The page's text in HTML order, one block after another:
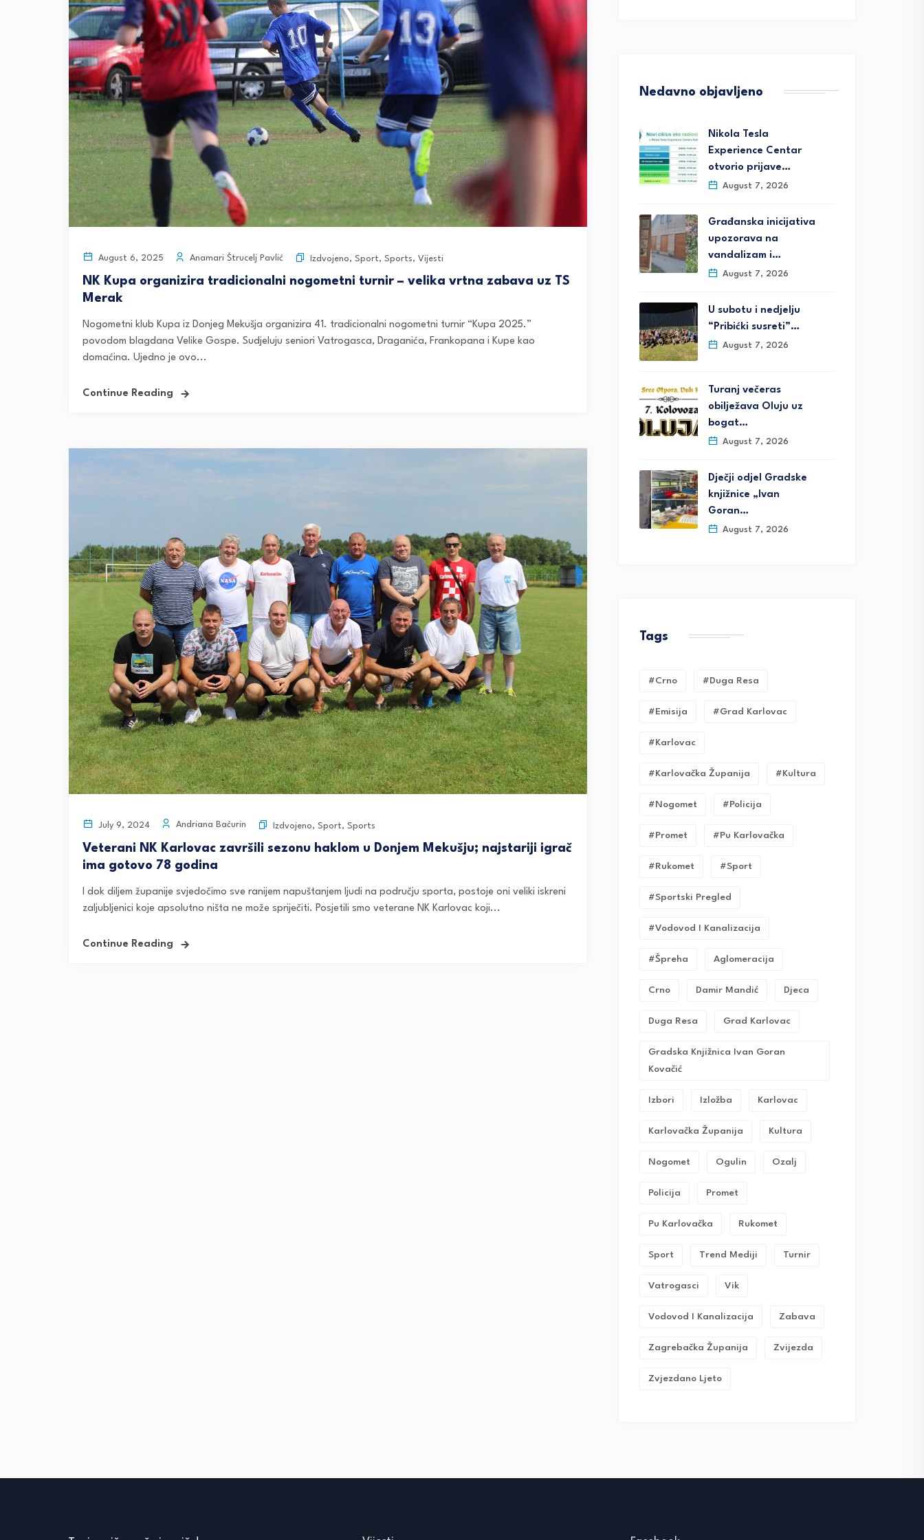
August 6, 2025 Anamari Štrucelj Pavlić Izdvojeno, Sport, Sports, Vijesti
NK Kupa organizira tradicionalni nogometni turnir – velika vrtna zabava uz TS
Merak
Nogometni klub Kupa iz Donjeg Mekušja organizira 41. tradicionalni nogometni turnir “Kupa 2025.”
povodom blagdana Velike Gospe. Sudjeluju seniori Vatrogasca, Draganića, Frankopana i Kupe kao
domaćina. Ujedno je ovo...
Continue Reading
July 9, 2024 Andriana Baćurin Izdvojeno, Sport, Sports
Veterani NK Karlovac završili sezonu haklom u Donjem Mekušju; najstariji igrač
ima gotovo 78 godina
I dok diljem županije svjedočimo sve ranijem napuštanjem ljudi na području sporta, postoje oni veliki iskreni
zaljubljenici koje apsolutno ništa ne može spriječiti. Posjetili smo veterane NK Karlovac koji...
Continue Reading
Nedavno objavljeno
Nikola Tesla
Experience Centar
otvorio prijave…
August 7, 2026
Građanska inicijativa
upozorava na
vandalizam i…
August 7, 2026
U subotu i nedjelju
“Pribićki susreti”…
August 7, 2026
Turanj večeras
obilježava Oluju uz
bogat…
August 7, 2026
Dječji odjel Gradske
knjižnice „Ivan
Goran…
August 7, 2026
Tags
#crno #duga Resa
#emisija #grad Karlovac
#karlovac
#karlovačka Županija #kultura
#nogomet #policija
#promet #pu Karlovačka
#rukomet #sport
#sportski Pregled
#vodovod I Kanalizacija
#Špreha Aglomeracija
Crno Damir Mandić Djeca
Duga Resa Grad Karlovac
Gradska Knjižnica Ivan Goran
Kovačić
Izbori Izložba Karlovac
Karlovačka Županija Kultura
Nogomet Ogulin Ozalj
Policija Promet
Pu Karlovačka Rukomet
Sport Trend Mediji Turnir
Vatrogasci Vik
Vodovod I Kanalizacija Zabava
Zagrebačka Županija Zvijezda
Zvjezdano Ljeto